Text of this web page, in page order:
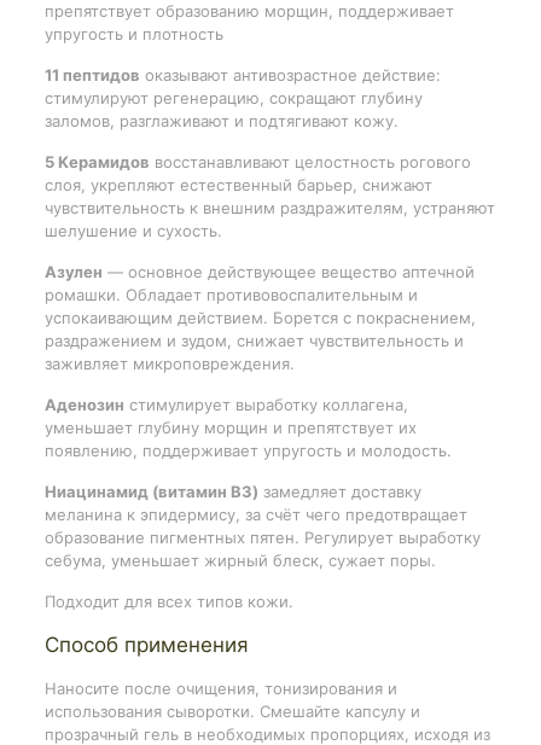
препятствует образованию морщин, поддерживает
упругость и плотность
11 пептидов оказывают антивозрастное действие:
стимулируют регенерацию, сокращают глубину
заломов, разглаживают и подтягивают кожу.
5 Kерамидов восстанавливают целостность рогового
слоя, укрепляют естественный барьер, снижают
чувствительность к внешним раздражителям, устраняют
шелушение и сухость.
Азулен — основное действующее вещество аптечной
ромашки. Обладает противовоспалительным и
успокаивающим действием. Борется с покраснением,
раздражением и зудом, снижает чувствительность и
заживляет микроповреждения.
Аденозин стимулирует выработку коллагена,
уменьшает глубину морщин и препятствует их
появлению, поддерживает упругость и молодость.
Ниацинамид (витамин B3) замедляет доставку
меланина к эпидермису, за счёт чего предотвращает
образование пигментных пятен. Регулирует выработку
себума, уменьшает жирный блеск, сужает поры.
Подходит для всех типов кожи.
Способ применения
Наносите после очищения, тонизирования и
использования сыворотки. Смешайте капсулу и
прозрачный гель в необходимых пропорциях, исходя из